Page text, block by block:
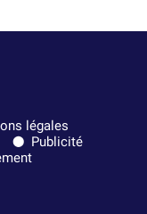
légales
Publicité